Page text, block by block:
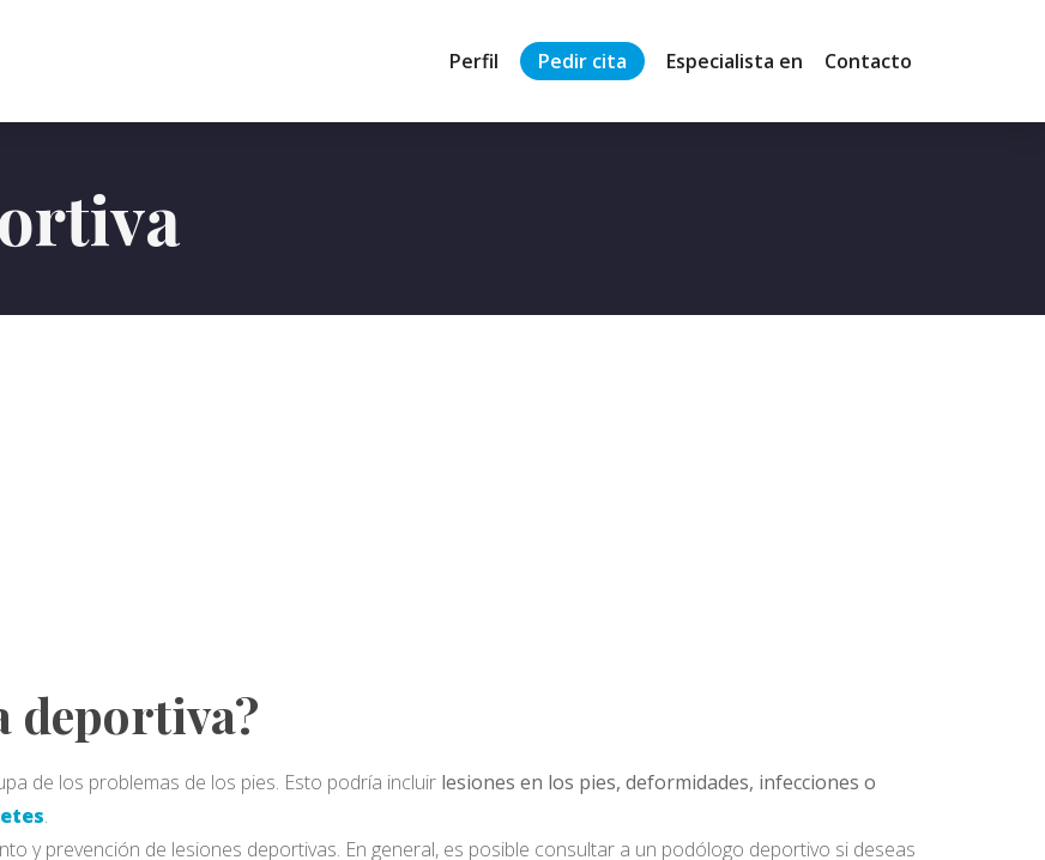
Perfil Pedir cita Especialista en Contacto
deportiva?
de los problemas de los pies. Esto podría incluir lesiones en los pies, deformidades, infecciones o
.
y prevención de lesiones deportivas. En general, es posible consultar a un podólogo deportivo si deseas